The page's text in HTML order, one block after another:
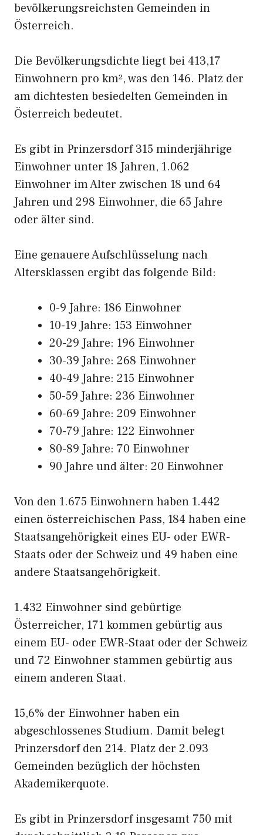
bevölkerungsreichsten Gemeinden in
Österreich.
Die Bevölkerungsdichte liegt bei 413,17
Einwohnern pro km², was den 146. Platz der
am dichtesten besiedelten Gemeinden in
Österreich bedeutet.
Es gibt in Prinzersdorf 315 minderjährige
Einwohner unter 18 Jahren, 1.062
Einwohner im Alter zwischen 18 und 64
Jahren und 298 Einwohner, die 65 Jahre
oder älter sind.
Eine genauere Aufschlüsselung nach
Altersklassen ergibt das folgende Bild:
0-9 Jahre: 186 Einwohner
10-19 Jahre: 153 Einwohner
20-29 Jahre: 196 Einwohner
30-39 Jahre: 268 Einwohner
40-49 Jahre: 215 Einwohner
50-59 Jahre: 236 Einwohner
60-69 Jahre: 209 Einwohner
70-79 Jahre: 122 Einwohner
80-89 Jahre: 70 Einwohner
90 Jahre und älter: 20 Einwohner
Von den 1.675 Einwohnern haben 1.442
einen österreichischen Pass, 184 haben eine
Staatsangehörigkeit eines EU- oder EWR-
Staats oder der Schweiz und 49 haben eine
andere Staatsangehörigkeit.
1.432 Einwohner sind gebürtige
Österreicher, 171 kommen gebürtig aus
einem EU- oder EWR-Staat oder der Schweiz
und 72 Einwohner stammen gebürtig aus
einem anderen Staat.
15,6% der Einwohner haben ein
abgeschlossenes Studium. Damit belegt
Prinzersdorf den 214. Platz der 2.093
Gemeinden bezüglich der höchsten
Akademikerquote.
Es gibt in Prinzersdorf insgesamt 750 mit